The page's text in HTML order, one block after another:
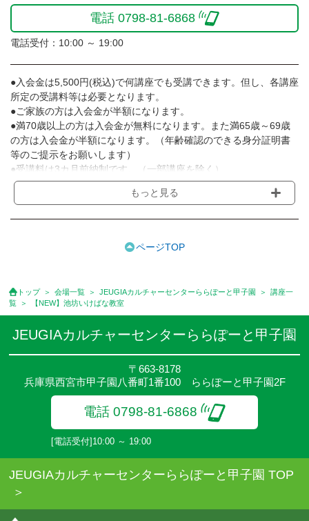
電話 0798-81-6868
電話受付：10:00 ～ 19:00
●入会金は5,500円(税込)で何講座でも受講できます。但し、各講座
所定の受講料等は必要となります。
●ご家族の方は入会金が半額になります。
●満70歳以上の方は入会金が無料になります。また満65歳～69歳
の方は入会金が半額になります。（年齢確認のできる身分証明書
等のご提示をお願いします）
●受講料は3カ月前納制です。（一部講座を除く）
●受講料には運営費として１講座につき月額770円(税込)が含まれ
ております。また一部の講座では別途傷害保険料も含まれており
用は含まれておりません。
のでご確認ください。
●参加人数が一定に満たない場合、体験や講座開講を中止または延
期することがあります。
●その他、詳しい内容については、ご入会時にご説明をさせていた
だきます。
もっと見る
ページTOP
トップ 会場一覧 JEUGIAカルチャーセンターららぽーと甲子園
講座一
覧
【NEW】池坊いけばな教室
JEUGIAカルチャーセンターららぽーと甲子園
〒663-8178
兵庫県西宮市甲子園八番町1番100 ららぽーと甲子園2F
電話 0798-81-6868
[電話受付]10:00 ～ 19:00
JEUGIAカルチャーセンターららぽーと甲子園 TOP